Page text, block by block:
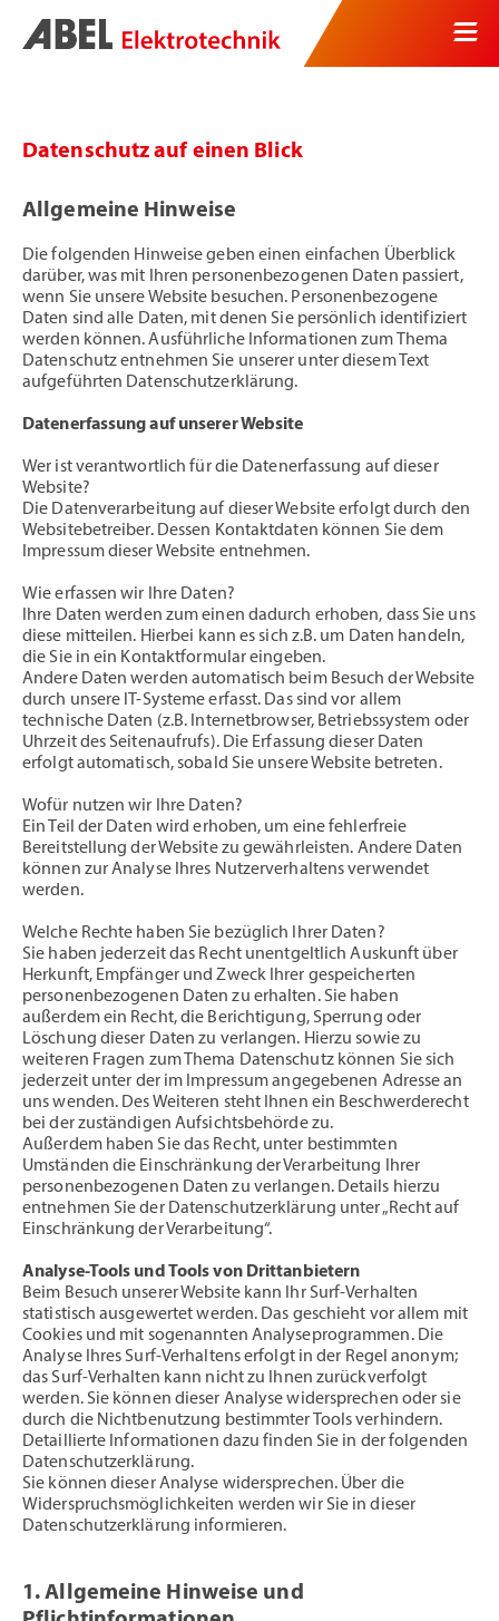
Datenschutz auf einen Blick
Allgemeine Hinweise
Die folgenden Hinweise geben einen einfachen Überblick
darüber, was mit Ihren personenbezogenen Daten passiert,
wenn Sie unsere Website besuchen. Personenbezogene
Daten sind alle Daten, mit denen Sie persönlich identifiziert
werden können. Ausführliche Informationen zum Thema
Datenschutz entnehmen Sie unserer unter diesem Text
aufgeführten Datenschutzerklärung.
Datenerfassung auf unserer Website
Wer ist verantwortlich für die Datenerfassung auf dieser
Website?
Die Datenverarbeitung auf dieser Website erfolgt durch den
Websitebetreiber. Dessen Kontaktdaten können Sie dem
Impressum dieser Website entnehmen.
Wie erfassen wir Ihre Daten?
Ihre Daten werden zum einen dadurch erhoben, dass Sie uns
diese mitteilen. Hierbei kann es sich z.B. um Daten handeln,
die Sie in ein Kontaktformular eingeben.
Andere Daten werden automatisch beim Besuch der Website
durch unsere IT-Systeme erfasst. Das sind vor allem
technische Daten (z.B. Internetbrowser, Betriebssystem oder
Uhrzeit des Seitenaufrufs). Die Erfassung dieser Daten
erfolgt automatisch, sobald Sie unsere Website betreten.
Wofür nutzen wir Ihre Daten?
Ein Teil der Daten wird erhoben, um eine fehlerfreie
Bereitstellung der Website zu gewährleisten. Andere Daten
können zur Analyse Ihres Nutzerverhaltens verwendet
werden.
Welche Rechte haben Sie bezüglich Ihrer Daten?
Sie haben jederzeit das Recht unentgeltlich Auskunft über
Herkunft, Empfänger und Zweck Ihrer gespeicherten
personenbezogenen Daten zu erhalten. Sie haben
außerdem ein Recht, die Berichtigung, Sperrung oder
Löschung dieser Daten zu verlangen. Hierzu sowie zu
weiteren Fragen zum Thema Datenschutz können Sie sich
jederzeit unter der im Impressum angegebenen Adresse an
uns wenden. Des Weiteren steht Ihnen ein Beschwerderecht
bei der zuständigen Aufsichtsbehörde zu.
Außerdem haben Sie das Recht, unter bestimmten
Umständen die Einschränkung der Verarbeitung Ihrer
personenbezogenen Daten zu verlangen. Details hierzu
entnehmen Sie der Datenschutzerklärung unter „Recht auf
Einschränkung der Verarbeitung“.
Analyse-Tools und Tools von Drittanbietern
Beim Besuch unserer Website kann Ihr Surf-Verhalten
statistisch ausgewertet werden. Das geschieht vor allem mit
Cookies und mit sogenannten Analyseprogrammen. Die
Analyse Ihres Surf-Verhaltens erfolgt in der Regel anonym;
das Surf-Verhalten kann nicht zu Ihnen zurückverfolgt
werden. Sie können dieser Analyse widersprechen oder sie
durch die Nichtbenutzung bestimmter Tools verhindern.
Detaillierte Informationen dazu finden Sie in der folgenden
Datenschutzerklärung.
Sie können dieser Analyse widersprechen. Über die
Widerspruchsmöglichkeiten werden wir Sie in dieser
Datenschutzerklärung informieren.
1. Allgemeine Hinweise und